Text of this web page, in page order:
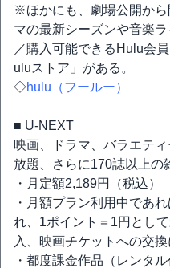
※ほかにも、劇場公開か
マの最新シーズンや音楽
／購入可能できるHulu会
uluストア」がある。
◇hulu（フールー）
■ U-NEXT
映画、ドラマ、バラエテ
放題、さらに170誌以上の
・月定額2,189円（税込）
・月額プラン利用中であ
れ、1ポイント＝1円とし
入、映画チケットへの交換
・都度課金作品（レンタル